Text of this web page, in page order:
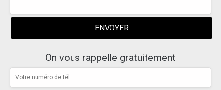
On vous rappelle gratuitement